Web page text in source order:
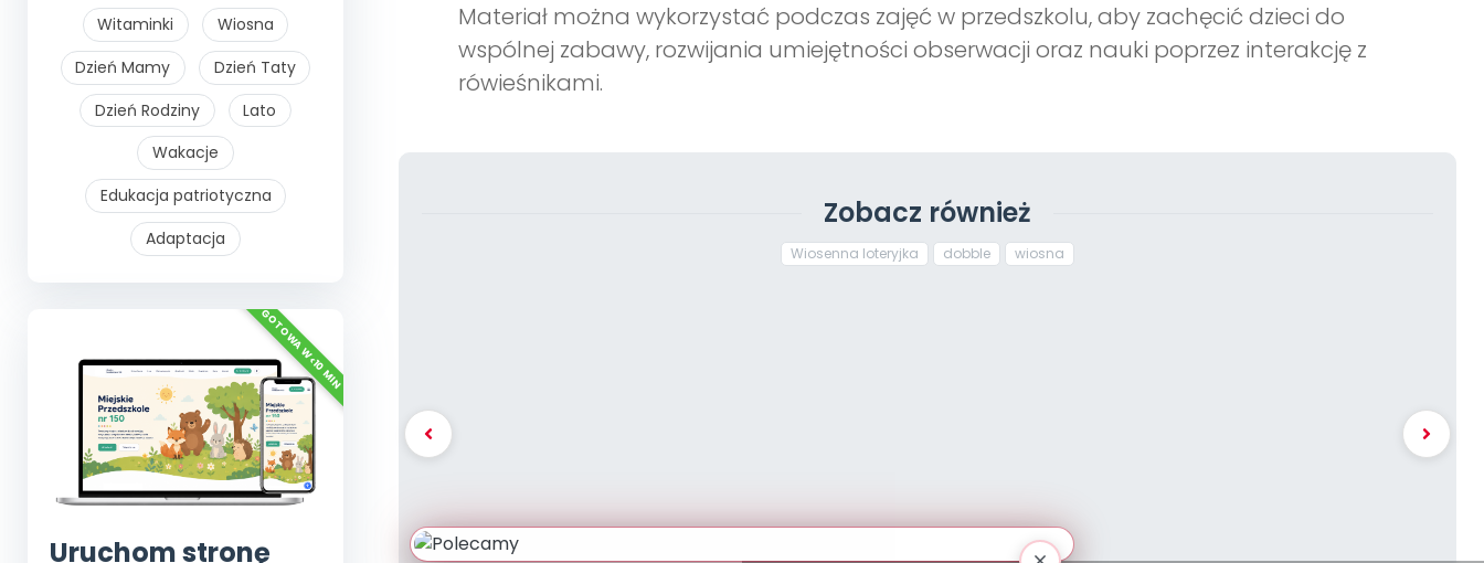
Witaminki
Wiosna
Dzień Mamy
Dzień Taty
Dzień Rodziny
Lato
Wakacje
Edukacja patriotyczna
Adaptacja
Uruchom stronę
Materiał można wykorzystać podczas zajęć w przedszkolu, aby zachęcić dzieci do
wspólnej zabawy, rozwijania umiejętności obserwacji oraz nauki poprzez interakcję z
rówieśnikami.
Zobacz również
Wiosenna loteryjka dobble wiosna